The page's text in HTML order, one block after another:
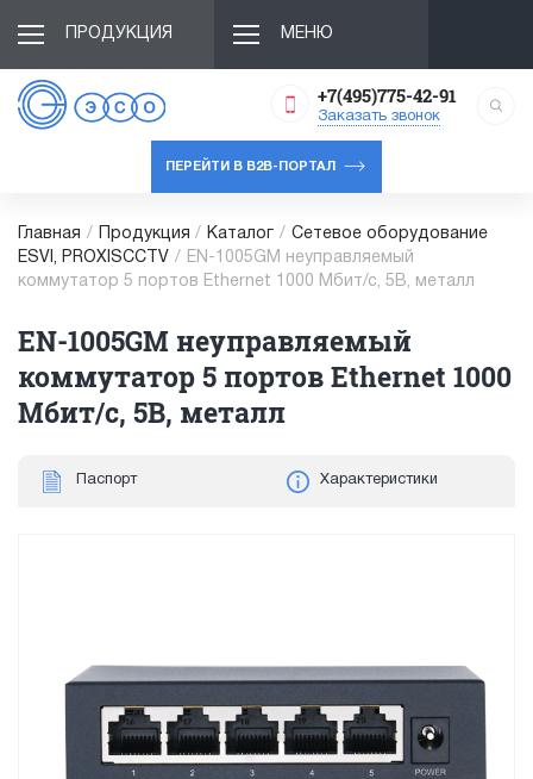
ПРОДУКЦИЯ МЕНЮ
+7(495)775-42-91
Заказать звонок
ПЕРЕЙТИ В B2B-ПОРТАЛ
Главная / Продукция / Каталог / Сетевое оборудование
ESVI, PROXISCCTV /
EN-1005GM неуправляемый
коммутатор 5 портов Ethernet 1000 Мбит/с, 5В, металл
EN-1005GM неуправляемый
коммутатор 5 портов Ethernet 1000
Мбит/с, 5В, металл
Паспорт Характеристики